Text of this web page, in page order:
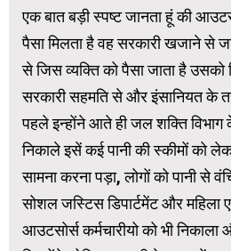
एक बात बड़ी स्पष्ट जानता हूं की
पैसा मिलता है वह सरकारी खजाने से
से जिस व्यक्ति को पैसा जाता है उसको
सरकारी सहमति से और इंसानियत के
पहले इन्होंने आते ही जल शक्ति विभाग
निकाले इसें कई पानी की स्कीमों को
सामना करना पड़ा, लोगों को पानी से
सोशल जस्टिस डिपार्टमेंट और महिला
आउटसोर्स कर्मचारीयो को भी